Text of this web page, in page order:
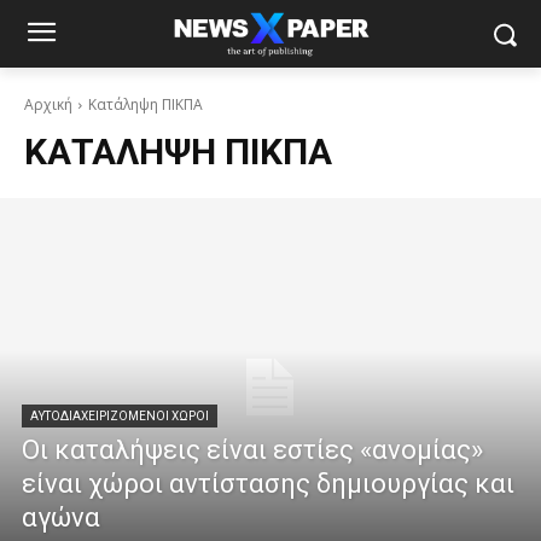
Αρχική Κατάληψη ΠΙΚΠΑ
ΚΑΤΆΛΗΨΗ ΠΙΚΠΑ
ΑΥΤΟΔΙΑΧΕΙΡΙΖΌΜΕΝΟΙ ΧΏΡΟΙ
Oι καταλήψεις είναι εστίες «ανομίας»
είναι χώροι αντίστασης δημιουργίας και
αγώνα